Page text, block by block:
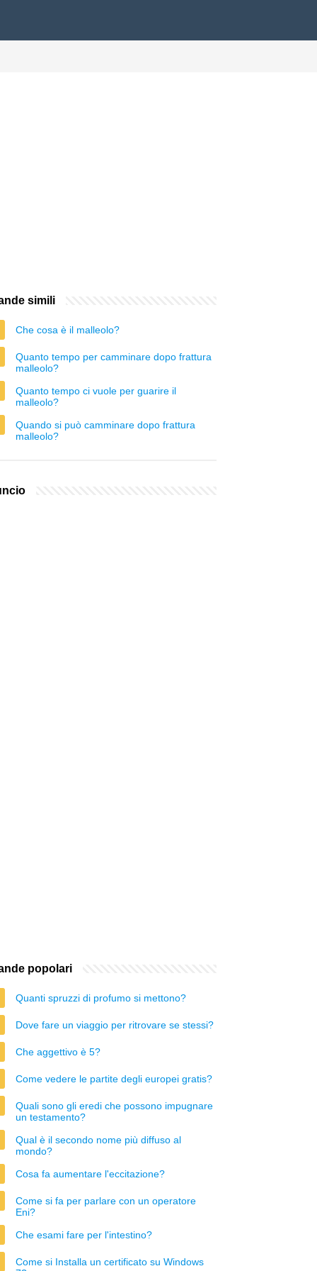
simili
Che cosa è il malleolo?
Quanto tempo per camminare dopo frattura
malleolo?
Quanto tempo ci vuole per guarire il
malleolo?
Quando si può camminare dopo frattura
malleolo?
popolari
Quanti spruzzi di profumo si mettono?
Dove fare un viaggio per ritrovare se stessi?
Che aggettivo è 5?
Come vedere le partite degli europei gratis?
Quali sono gli eredi che possono impugnare
un testamento?
Qual è il secondo nome più diffuso al
mondo?
Cosa fa aumentare l'eccitazione?
Come si fa per parlare con un operatore
Eni?
Che esami fare per l'intestino?
Come si Installa un certificato su Windows